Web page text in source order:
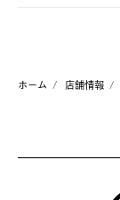
ホーム 店舗情報